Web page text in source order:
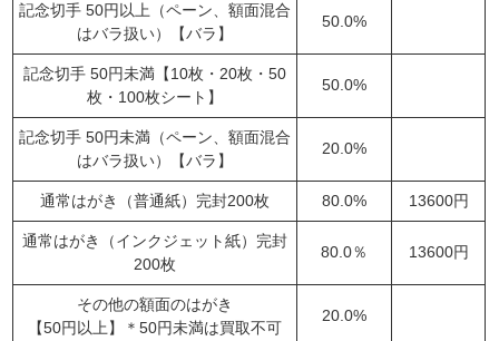
記念切手 50円以上（ペーン、額面混合
はバラ扱い）【バラ】
50.0%
記念切手 50円未満【10枚・20枚・50
枚・100枚シート】
50.0%
記念切手 50円未満（ペーン、額面混合
はバラ扱い）【バラ】
20.0%
通常はがき（普通紙）完封200枚 80.0% 13600円
通常はがき（インクジェット紙）完封
200枚
80.0％ 13600円
その他の額面のはがき
【50円以上】＊50円未満は買取不可
20.0%